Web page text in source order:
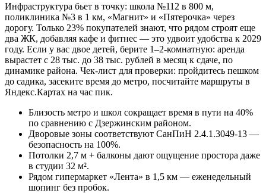
Инфраструктура бьет в точку: школа №112 в 800 м,
поликлиника №3 в 1 км, «Магнит» и «Пятерочка» через
дорогу. Только 23% покупателей знают, что рядом строят еще
два ЖК, добавляя кафе и фитнес — это удвоит удобства к 2029
году. Если у вас двое детей, берите 1–2-комнатную: аренда
вырастет с 28 тыс. до 38 тыс. рублей в месяц к сдаче, по
динамике района. Чек-лист для проверки: пройдитесь пешком
до садика, засеките время до метро, посчитайте маршруты в
Яндекс.Картах на час пик.
Близость метро и школ сокращает время в пути на 40%
по сравнению с Дзержинским районом.
Дворовые зоны соответствуют СанПиН 2.4.1.3049-13 —
безопасность на 100%.
Потолки 2,7 м + балконы дают ощущение простора даже
в студии 32 м².
Рядом гипермаркет «Лента» в 1,5 км — еженедельный
шопинг без пробок.